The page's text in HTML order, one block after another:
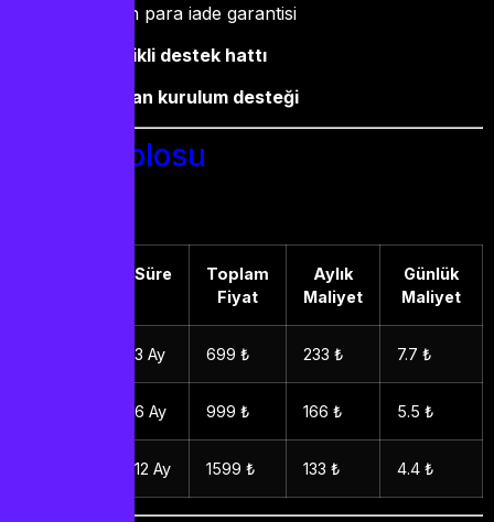
30 gün para iade garantisi
Öncelikli destek hattı
Uzaktan kurulum desteği
Fiyat Tablosu
Süre
Toplam
Fiyat
Aylık
Maliyet
Günlük
Maliyet
3 Ay 699 ₺ 233 ₺ 7.7 ₺
6 Ay 999 ₺ 166 ₺ 5.5 ₺
12 Ay 1599 ₺ 133 ₺ 4.4 ₺